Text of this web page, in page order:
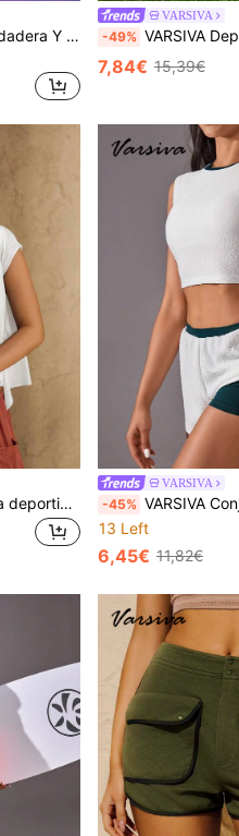
VARSIVA Conjunto De Sudadera Y Falda Básico De Tenis Para Exteriores Deportivos
VARSIVA
-49% VARSIVA Deportes Al Aire
7,84€ 15,39€
VARSIVA Camiseta básica deportiva de verano para exteriores con jersey
VARSIVA
-45% VARSIVA Conjunto de top y shorts básicos con
13 Left
6,45€ 11,82€